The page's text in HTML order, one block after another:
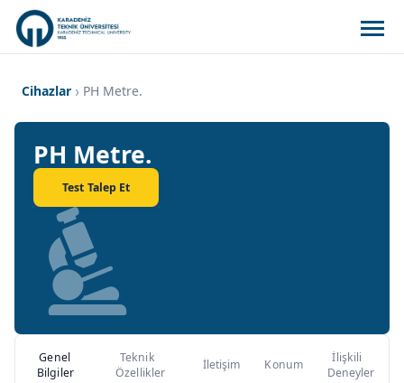
Cihazlar PH Metre.
PH Metre.
Test Talep Et
Genel
Bilgiler
Teknik
Özellikler
İletişim Konum
İlişkili
Deneyler